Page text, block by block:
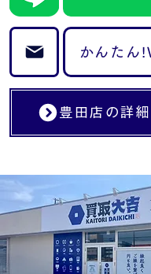
かんたん
豊田店の詳